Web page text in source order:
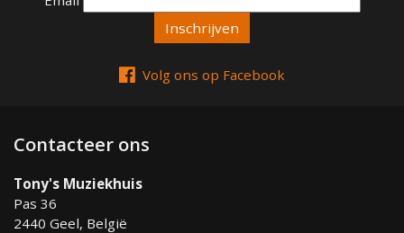
Email
Volg ons op Facebook
Contacteer ons
Tony's Muziekhuis
Pas 36
2440 Geel, België